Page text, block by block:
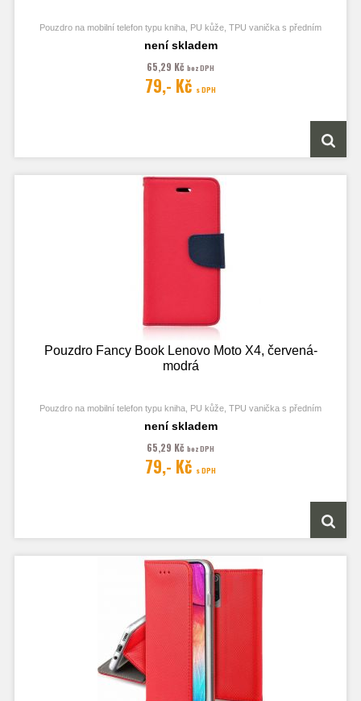
Pouzdro na mobilní telefon typu kniha, PU kůže, TPU vanička s předním
odklápěcím krytem, kapsy na karty, zavírání pomocí magnetu
Obrázek je pouze ilustrační a zobrazuje Stejná Pouzdra pro jiný model
není skladem
65,29 Kč bez DPH
79,- Kč s DPH
Pouzdro Fancy Book Lenovo Moto X4, červená-
modrá
Pouzdro na mobilní telefon typu kniha, PU kůže, TPU vanička s předním
odklápěcím krytem, kapsy na karty, zavírání pomocí magnetu
Obrázek je pouze ilustrační a zobrazuje Stejná Pouzdra pro jiný model
není skladem
65,29 Kč bez DPH
79,- Kč s DPH